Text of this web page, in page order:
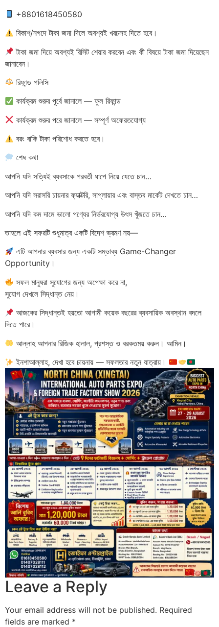
+8801618450580
বিকাশ/নগদে টাকা জমা দিলে অবশ্যই খরচসহ দিতে হবে।
টাকা জমা দিয়ে অবশ্যই রিসিট শেয়ার করবেন এবং কী বিষয়ে টাকা জমা দিয়েছেন
জানাবেন।
রিফান্ড পলিসি
কার্যক্রম শুরুর পূর্বে জানালে — ফুল রিফান্ড
কার্যক্রম শুরুর পরে জানালে — সম্পূর্ণ অফেরতযোগ্য
বরং বাকি টাকা পরিশোধ করতে হবে।
শেষ কথা
আপনি যদি সত্যিই ব্যবসাকে পরবর্তী ধাপে নিয়ে যেতে চান…
আপনি যদি সরাসরি চায়নার ফ্যাক্টরি, সাপ্লায়ার এবং বাস্তব মার্কেট দেখতে চান…
আপনি যদি কম দামে ভালো পণ্যের নির্ভরযোগ্য উৎস খুঁজতে চান…
তাহলে এই সফরটি শুধুমাত্র একটি বিদেশ ভ্রমণ নয়—
এটি আপনার ব্যবসার জন্য একটি সম্ভাব্য Game-Changer
Opportunity।
সফল মানুষরা সুযোগের জন্য অপেক্ষা করে না,
সুযোগ দেখলে সিদ্ধান্ত নেয়।
আজকের সিদ্ধান্তই হয়তো আগামী কয়েক বছরের ব্যবসায়িক অবস্থান বদলে
দিতে পারে।
আল্লাহ আপনার রিজিক হালাল, প্রশস্ত ও বরকতময় করুন। আমিন।
ইনশাআল্লাহ, দেখা হবে চায়নায় — সফলতার নতুন যাত্রায়।
Leave a Reply
Your email address will not be published. Required
fields are marked *